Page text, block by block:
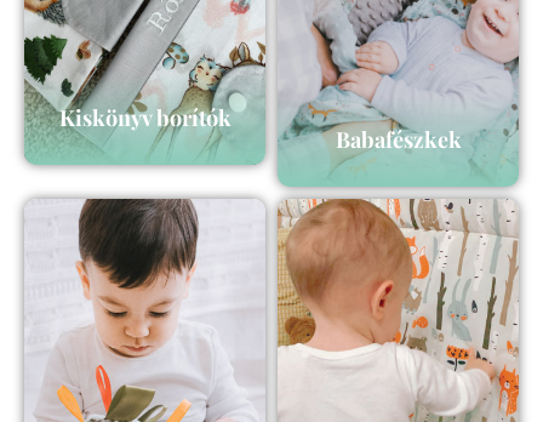
Kiskönyv borítók
Babafészkek